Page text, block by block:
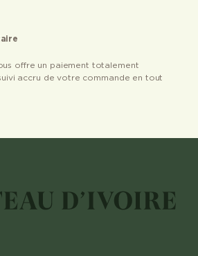
offre un paiement totalement
accru de votre commande en tout